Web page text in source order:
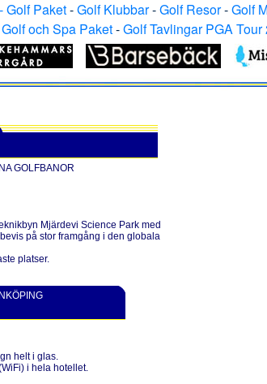
Golf Paket-Golf Klubbar-Golf Resor-Golf
Golf och Spa Paket-Golf Tavlingar PGA Tour
GOLFBANOR
Mjärdevi Science Park med
på stor framgång i den globala
platser.
helt i glas.
i hela hotellet.